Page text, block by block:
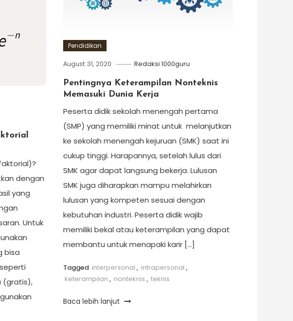
Pendidikan
August 31, 2020 Redaksi 1000guru
Pentingnya Keterampilan Nonteknis
Memasuki Dunia Kerja
Peserta didik sekolah menengah pertama
(SMP) yang memiliki minat untuk melanjutkan
ke sekolah menengah kejuruan (SMK) saat ini
cukup tinggi. Harapannya, setelah lulus dari
SMK agar dapat langsung bekerja. Lulusan
SMK juga diharapkan mampu melahirkan
lulusan yang kompeten sesuai dengan
kebutuhan industri. Peserta didik wajib
memiliki bekal atau keterampilan yang dapat
membantu untuk menapaki karir […]
Tagged interpersonal , intrapersonal ,
keterampilan , nonteknis , teknis
Baca lebih lanjut
dengan
yang
Untuk
bisa
(gratis),